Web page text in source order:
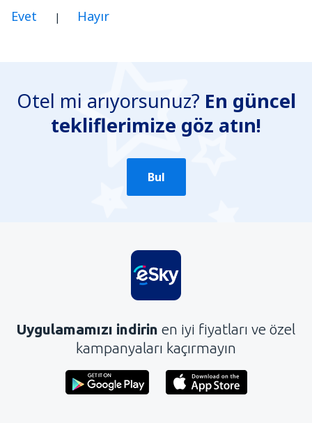
Evet | Hayır
Yanlış bilgi içeriyor
Konun ayrıntılarını içermiyor.
Otel mi arıyorsunuz? En güncel
tekliflerimize göz atın!
Bul
Uygulamamızı indirin en iyi fiyatları ve özel
kampanyaları kaçırmayın